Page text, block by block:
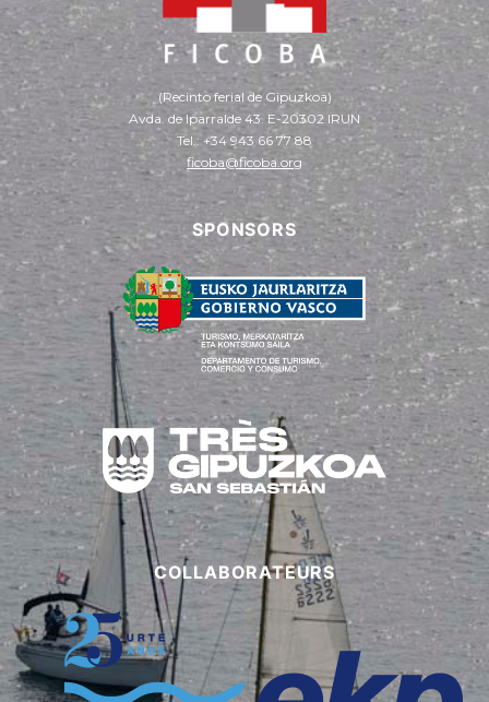
(Recinto ferial de Gipuzkoa)
Avda. de Iparralde 43. E-20302 IRUN
Tel.: +34 943 66 77 88
ficoba@ficoba.org
SPONSORS
COLLABORATEURS